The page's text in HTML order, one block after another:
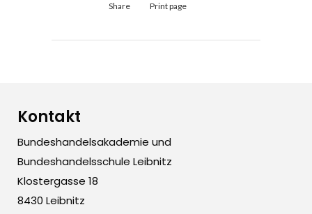
Share Print page
Kontakt
Bundeshandelsakademie und
Bundeshandelsschule Leibnitz
Klostergasse 18
8430 Leibnitz